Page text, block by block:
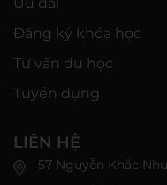
Đăng ký khóa học
Tư vấn du học
Tuyển dụng
LIÊN HỆ
57 Nguyễn Khắc